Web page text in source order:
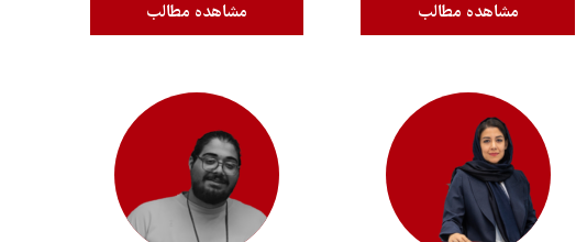
مشاهده مطالب مشاهده مطالب